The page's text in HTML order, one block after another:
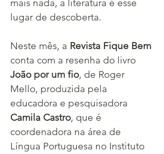
mais nada, a literatura é esse
lugar de descoberta.
Neste mês, a Revista Fique Bem
conta com a resenha do livro
João por um fio, de Roger
Mello, produzida pela
educadora e pesquisadora
Camila Castro, que é
coordenadora na área de
Língua Portuguesa no Instituto